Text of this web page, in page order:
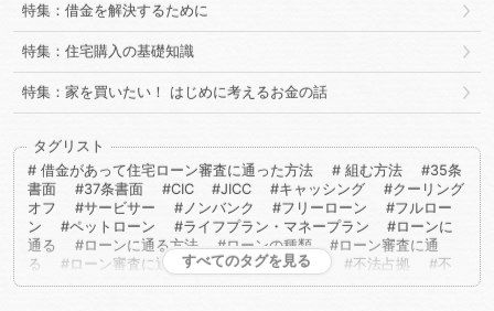
特集：借金を解決するために
特集：住宅購入の基礎知識
特集：家を買いたい！ はじめに考えるお金の話
タグリスト
借金があって住宅ローン審査に通った方法
組む方法
35条
書面
37条書面 CIC JICC キャッシング
クーリング
オフ
サービサー ノンバンク フリーローン
フルロー
ン
ペットローン ライフプラン・マネープラン
ローンに
通る
ローンに通る方法 ローンの種類
ローン審査に通
る
ローン審査に通る方法 不動産取得税 不法占拠
不
法行為
二重譲渡 介護保険 代物弁済 代理人
代襲相
すべてのタグを見る